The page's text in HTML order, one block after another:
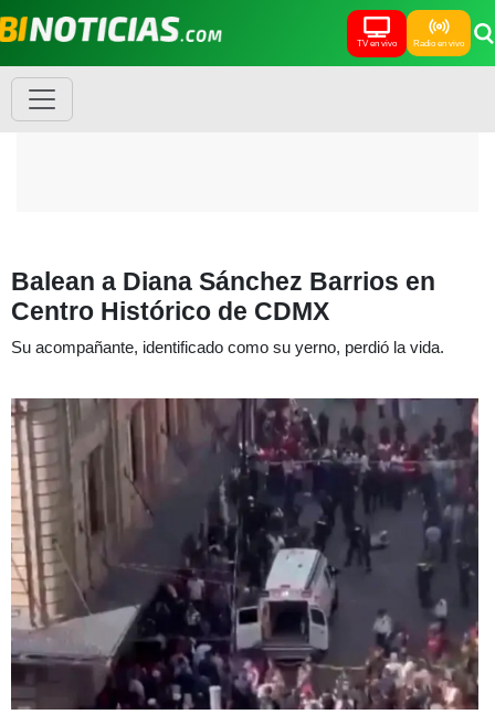
TV en vivo Radio en vivo
Balean a Diana Sánchez Barrios en
Centro Histórico de CDMX
Su acompañante, identificado como su yerno, perdió la vida.